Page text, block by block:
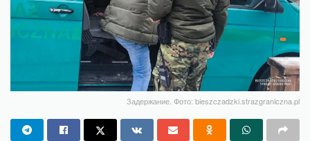
Задержание. Фото: bieszczadzki.strazgraniczna.pl